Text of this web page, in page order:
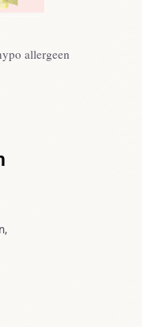
allergeen